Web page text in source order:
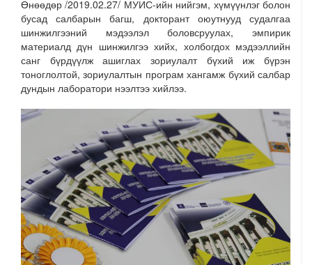
Өнөөдөр /2019.02.27/ МУИС-ийн нийгэм, хүмүүнлэг болон
бусад салбарын багш, докторант оюутнууд судалгаа
шинжилгээний мэдээлэл боловсруулах, эмпирик
материалд дүн шинжилгээ хийх, холбогдох мэдээллийн
санг бүрдүүлж ашиглах зориулалт бүхий иж бүрэн
тоноглолтой, зориулалтын програм хангамж бүхий салбар
дундын лаборатори нээлтээ хийлээ.